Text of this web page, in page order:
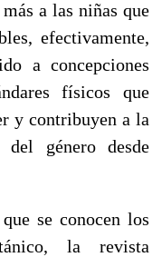
a las niñas que
efectivamente,
a concepciones
físicos que
y contribuyen a la
género desde
se conocen los
la revista